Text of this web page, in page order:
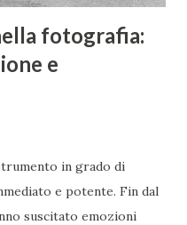
fotografia:
e
in grado di
e potente. Fin dal
suscitato emozioni